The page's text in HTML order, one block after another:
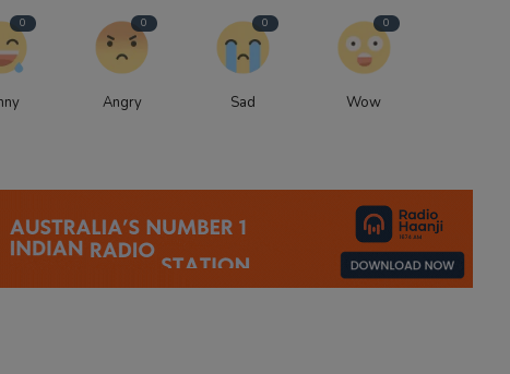
0 0
Angry
0
Sad
0
Wow